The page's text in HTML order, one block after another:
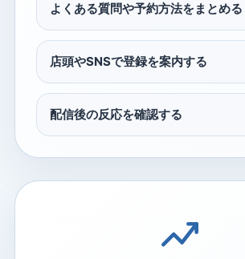
よくある質問や予約方法をまとめる
店頭やSNSで登録を案内する
配信後の反応を確認する